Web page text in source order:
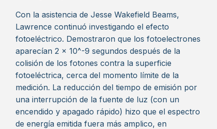
Con la asistencia de Jesse Wakefield Beams,
Lawrence continuó investigando el efecto
fotoeléctrico. Demostraron que los fotoelectrones
aparecían 2 x 10^-9 segundos después de la
colisión de los fotones contra la superficie
fotoeléctrica, cerca del momento límite de la
medición. La reducción del tiempo de emisión por
una interrupción de la fuente de luz (con un
encendido y apagado rápido) hizo que el espectro
de energía emitida fuera más amplico, en